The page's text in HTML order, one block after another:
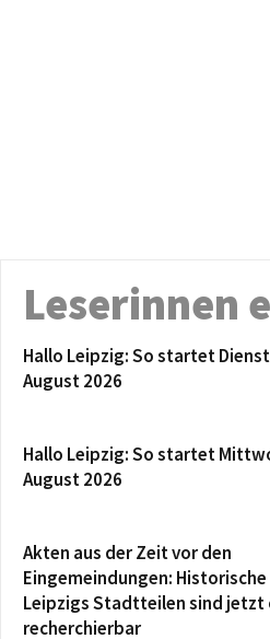
Leserinnen
Hallo Leipzig: So startet
August 2026
Hallo Leipzig: So startet
August 2026
Akten aus der Zeit vor den
Eingemeindungen: Historische
Leipzigs Stadtteilen sind jetzt
recherchierbar